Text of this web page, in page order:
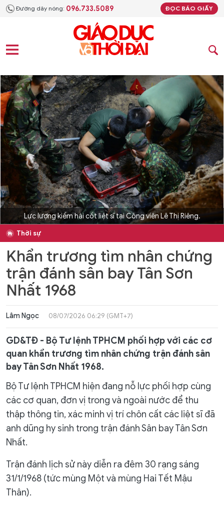
Đường dây nóng: 096.733.5089 ĐỌC BÁO GIẤY
Lực lượng kiếm hài cốt liệt sĩ tại Công viên Lê Thị Riêng.
Thời sự
Khẩn trương tìm nhân chứng
trận đánh sân bay Tân Sơn
Nhất 1968
Lâm Ngọc 08/07/2026 06:29 (GMT+7)
GD&TĐ - Bộ Tư lệnh TPHCM phối hợp với các cơ
quan khẩn trương tìm nhân chứng trận đánh sân
bay Tân Sơn Nhất 1968.
Bộ Tư lệnh TPHCM hiện đang nỗ lực phối hợp cùng
các cơ quan, đơn vị trong và ngoài nước để thu
thập thông tin, xác minh vị trí chôn cất các liệt sĩ đã
anh dũng hy sinh trong trận đánh Sân bay Tân Sơn
Nhất.
Trận đánh lịch sử này diễn ra đêm 30 rạng sáng
31/1/1968 (tức mùng Một và mùng Hai Tết Mậu
Thân).